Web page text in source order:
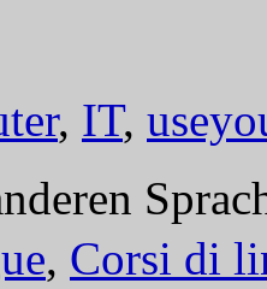
, IT,
, Corsi di